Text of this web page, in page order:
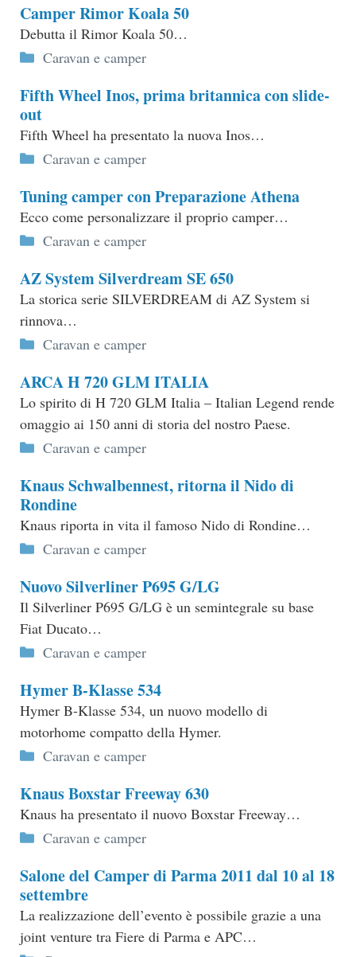
Camper Rimor Koala 50
Debutta il Rimor Koala 50…
Categorie
Caravan e camper
Fifth Wheel Inos, prima britannica con slide-
out
Fifth Wheel ha presentato la nuova Inos…
Categorie
Caravan e camper
Tuning camper con Preparazione Athena
Ecco come personalizzare il proprio camper…
Categorie
Caravan e camper
AZ System Silverdream SE 650
La storica serie SILVERDREAM di AZ System si
rinnova…
Categorie
Caravan e camper
ARCA H 720 GLM ITALIA
Lo spirito di H 720 GLM Italia – Italian Legend rende
omaggio ai 150 anni di storia del nostro Paese.
Categorie
Caravan e camper
Knaus Schwalbennest, ritorna il Nido di
Rondine
Knaus riporta in vita il famoso Nido di Rondine…
Categorie
Caravan e camper
Nuovo Silverliner P695 G/LG
Il Silverliner P695 G/LG è un semintegrale su base
Fiat Ducato…
Categorie
Caravan e camper
Hymer B-Klasse 534
Hymer B-Klasse 534, un nuovo modello di
motorhome compatto della Hymer.
Categorie
Caravan e camper
Knaus Boxstar Freeway 630
Knaus ha presentato il nuovo Boxstar Freeway…
Categorie
Caravan e camper
Salone del Camper di Parma 2011 dal 10 al 18
settembre
La realizzazione dell’evento è possibile grazie a una
joint venture tra Fiere di Parma e APC…